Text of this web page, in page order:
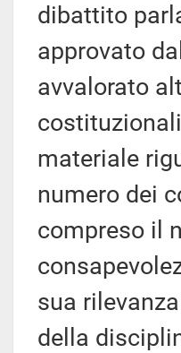
dibattito
approvato
avvalorato
materiale
numero dei
compreso il
sua
della